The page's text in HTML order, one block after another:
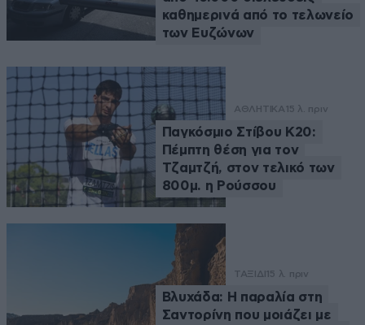
καθημερινά από το τελωνείο
των Ευζώνων
ΑΘΛΗΤΙΚΑ 15 λ. πριν
Παγκόσμιο Στίβου Κ20:
Πέμπτη θέση για τον
Τζαμτζή, στον τελικό των
800μ. η Ρούσσου
ΤΑΞΙΔΙ 15 λ. πριν
Βλυχάδα: Η παραλία στη
Σαντορίνη που μοιάζει με